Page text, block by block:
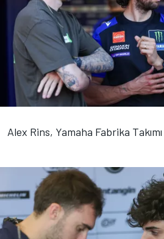
Alex Rins, Yamaha Fabrika Takımı